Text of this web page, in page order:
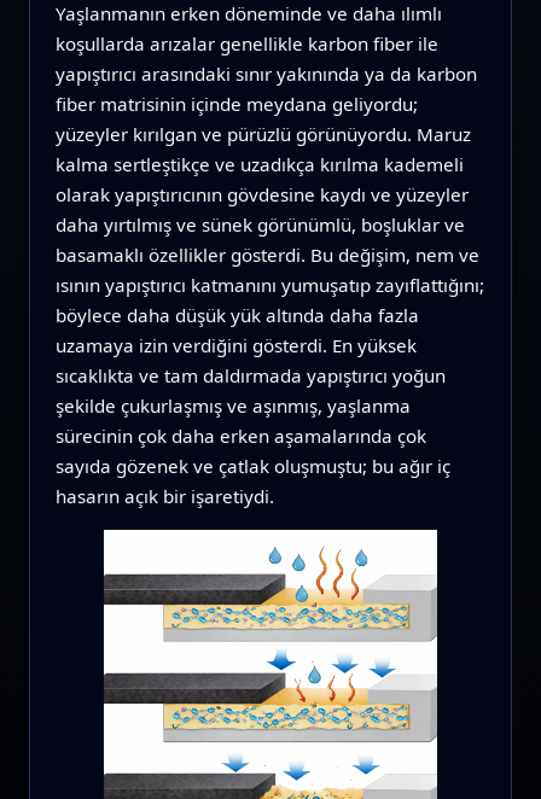
Yaşlanmanın erken döneminde ve daha ılımlı
koşullarda arızalar genellikle karbon fiber ile
yapıştırıcı arasındaki sınır yakınında ya da karbon
fiber matrisinin içinde meydana geliyordu;
yüzeyler kırılgan ve pürüzlü görünüyordu. Maruz
kalma sertleştikçe ve uzadıkça kırılma kademeli
olarak yapıştırıcının gövdesine kaydı ve yüzeyler
daha yırtılmış ve sünek görünümlü, boşluklar ve
basamaklı özellikler gösterdi. Bu değişim, nem ve
ısının yapıştırıcı katmanını yumuşatıp zayıflattığını;
böylece daha düşük yük altında daha fazla
uzamaya izin verdiğini gösterdi. En yüksek
sıcaklıkta ve tam daldırmada yapıştırıcı yoğun
şekilde çukurlaşmış ve aşınmış, yaşlanma
sürecinin çok daha erken aşamalarında çok
sayıda gözenek ve çatlak oluşmuştu; bu ağır iç
hasarın açık bir işaretiydi.